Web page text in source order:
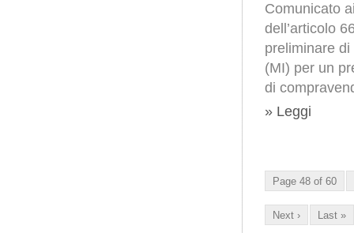
Comunicato
dell’articolo
preliminare
(MI) per un
di
» Leggi
Page 48 of 60
Next › Last »